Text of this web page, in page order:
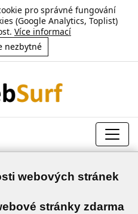
pro správné fungování
(Google Analytics, Toplist)
Více informací
nezbytné
webových stránek
stránky zdarma